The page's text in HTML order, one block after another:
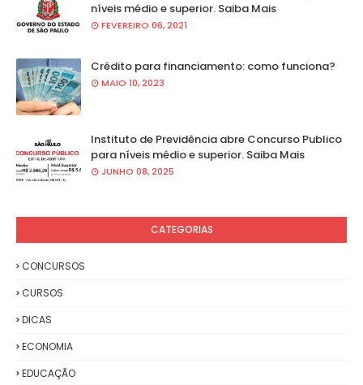
níveis médio e superior. Saiba Mais
FEVEREIRO 06, 2021
Crédito para financiamento: como funciona?
MAIO 10, 2023
Instituto de Previdência abre Concurso Publico
para níveis médio e superior. Saiba Mais
JUNHO 08, 2025
CATEGORIAS
CONCURSOS
CURSOS
DICAS
ECONOMIA
EDUCAÇÃO